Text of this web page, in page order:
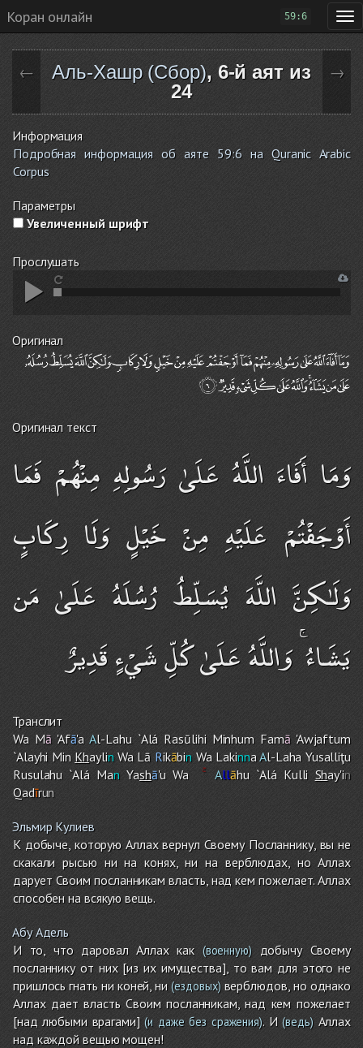
Коран онлайн 59:6
← Аль-Хашр (Сбор), 6-й аят из
24
→
Информация
Подробная информация об аяте 59:6 на Quranic Arabic
Corpus
Параметры
Увеличенный шрифт
Прослушать
Оригинал
Оригинал текст
وَمَا أَفَاءَ اللَّهُ عَلَىٰ رَسُولِهِ مِنْهُمْ فَمَا
أَوْجَفْتُمْ عَلَيْهِ مِنْ خَيْلٍ وَلَا رِكَابٍ
وَلَـٰكِنَّ اللَّهَ يُسَلِّطُ رُسُلَهُ عَلَىٰ مَن
يَشَاءُ ۚ وَاللَّهُ عَلَىٰ كُلِّ شَيْءٍ قَدِيرٌ
Транслит
Wa Mā'Afā'a Al-Lahu`Alá RasūlihiMinhum Famā'Awjaftum
`Alayhi Min KhaylinWa Lā Rikābin Wa LakinnaAl-Laha Yusalliţu
Rusulahu `Alá ManYashā'u Wa Allāhu `Alá Kulli Shay'in
Qadīrun
Эльмир Кулиев
К добыче, которую Аллах вернул Своему Посланнику, вы не
скакали рысью ни на конях, ни на верблюдах, но Аллах
дарует Своим посланникам власть, над кем пожелает. Аллах
способен на всякую вещь.
Абу Адель
И то, что даровал Аллах как (военную)добычу Своему
посланнику от них [из их имущества], то вам для этого не
пришлось гнать ни коней, ни (ездовых)верблюдов, но однако
Аллах дает власть Своим посланникам, над кем пожелает
[над любыми врагами](и даже без сражения). И(ведь)Аллах
над каждой вещью мощен!